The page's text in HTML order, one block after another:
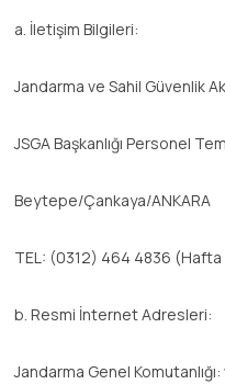
a. İletişim Bilgileri:
Jandarma ve Sahil Güvenlik
JSGA Başkanlığı Personel
Beytepe/Çankaya/ANKARA
TEL: (0312) 464 4836
b. Resmi İnternet Adresleri:
Jandarma Genel